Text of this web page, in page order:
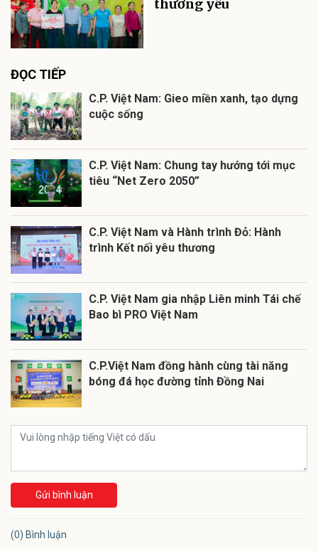
thương yêu
ĐỌC TIẾP
C.P. Việt Nam: Gieo miền xanh, tạo dựng
cuộc sống
C.P. Việt Nam: Chung tay hướng tới mục
tiêu “Net Zero 2050”
C.P. Việt Nam và Hành trình Đỏ: Hành
trình Kết nối yêu thương
C.P. Việt Nam gia nhập Liên minh Tái chế
Bao bì PRO Việt Nam
C.P.Việt Nam đồng hành cùng tài năng
bóng đá học đường tỉnh Đồng Nai
Gửi bình luận
(0) Bình luận